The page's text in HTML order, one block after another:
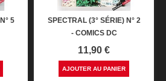
5
SPECTRAL (3° SÉRIE) N° 2
- COMICS DC
Prix
11,90 €
AJOUTER AU PANIER